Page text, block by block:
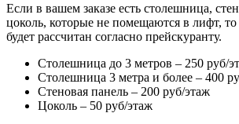
Если в вашем заказе есть столешница,
цоколь, которые не помещаются в лифт,
будет рассчитан согласно прейскуранту.
Столешница до 3 метров – 250 руб/
Столешница 3 метра и более – 400
Стеновая панель – 200 руб/этаж
Цоколь – 50 руб/этаж